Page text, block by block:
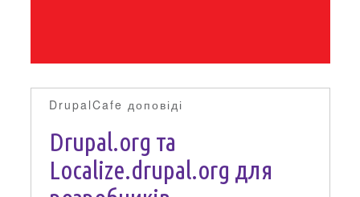
DrupalCafe доповіді
Drupal.org та
Localize.drupal.org для